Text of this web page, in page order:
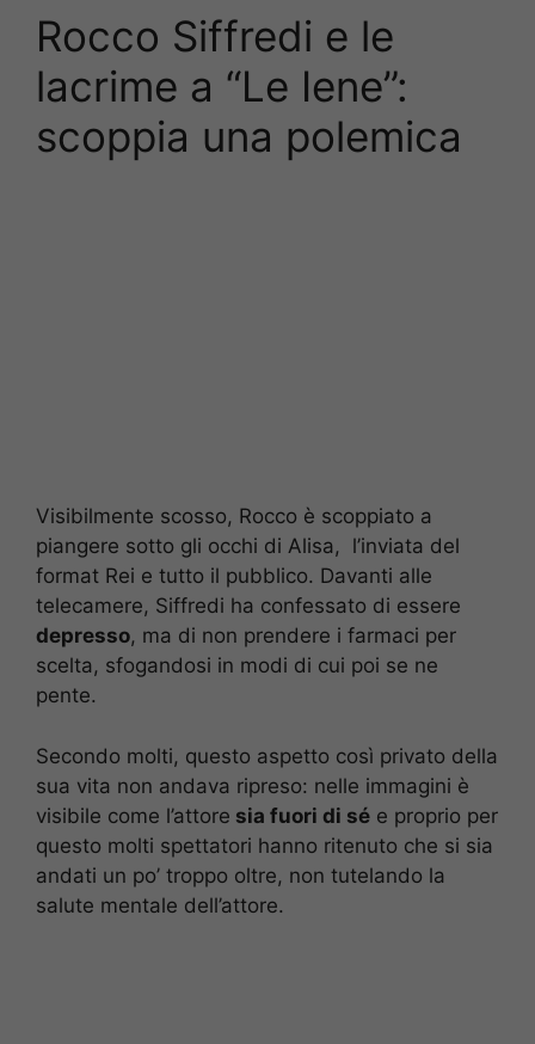
Rocco Siffredi e le
lacrime a “Le Iene”:
scoppia una polemica
Visibilmente scosso, Rocco è scoppiato a
piangere sotto gli occhi di Alisa, l’inviata del
format Rei e tutto il pubblico. Davanti alle
telecamere, Siffredi ha confessato di essere
depresso, ma di non prendere i farmaci per
scelta, sfogandosi in modi di cui poi se ne
pente.
Secondo molti, questo aspetto così privato della
sua vita non andava ripreso: nelle immagini è
visibile come l’attore sia fuori di sé e proprio per
questo molti spettatori hanno ritenuto che si sia
andati un po’ troppo oltre, non tutelando la
salute mentale dell’attore.